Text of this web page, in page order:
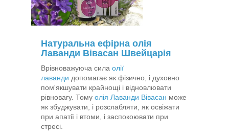
Натуральна ефірна олія
Лаванди Вівасан Швейцарія
Врівноважуюча сила олії
лаванди допомагає як фізично, і духовно
пом'якшувати крайнощі і відновлювати
рівновагу. Тому олія Лаванди Вівасан може
як збуджувати, і розслабляти, як освіжати
при апатії і втоми, і заспокоювати при
стресі.